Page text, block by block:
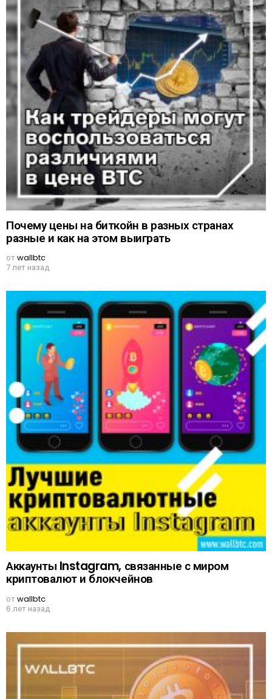
Почему цены на биткойн в разных странах
разные и как на этом выиграть
отwallbtc
7 лет назад
Аккаунты Instagram, связанные с миром
криптовалют и блокчейнов
отwallbtc
6 лет назад